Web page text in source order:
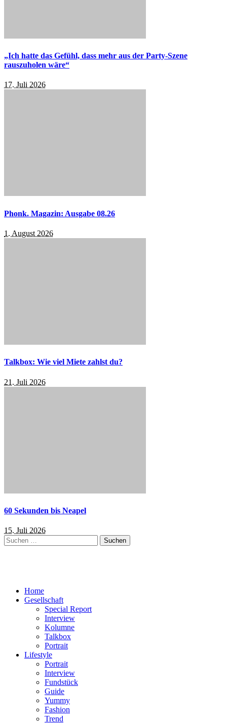
„Ich hatte das Gefühl, dass mehr aus der Party-Szene
rauszuholen wäre“
17. Juli 2026
Phonk. Magazin: Ausgabe 08.26
1. August 2026
Talkbox: Wie viel Miete zahlst du?
21. Juli 2026
60 Sekunden bis Neapel
15. Juli 2026
Suchen
nach:
Home
Gesellschaft
Special Report
Interview
Kolumne
Talkbox
Portrait
Lifestyle
Portrait
Interview
Fundstück
Guide
Yummy
Fashion
Trend